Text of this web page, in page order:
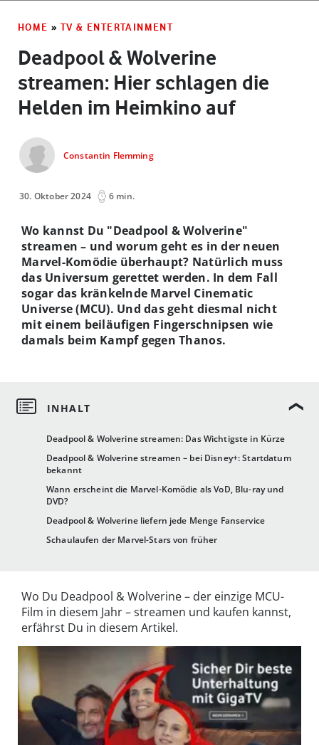
HOME » TV & ENTERTAINMENT
Deadpool & Wolverine
streamen: Hier schlagen die
Helden im Heimkino auf
Constantin Flemming
30. Oktober 2024 6 min.
Deadpool & Wolverine streamen: Das Wichtigste in Kürze
Deadpool & Wolverine streamen – bei Disney+: Startdatum
bekannt
Wann erscheint die Marvel-Komödie als VoD, Blu-ray und
DVD?
Deadpool & Wolverine liefern jede Menge Fanservice
Schaulaufen der Marvel-Stars von früher
Wo kannst Du "Deadpool & Wolverine"
streamen – und worum geht es in der neuen
Marvel-Komödie überhaupt? Natürlich muss
das Universum gerettet werden. In dem Fall
sogar das kränkelnde Marvel Cinematic
Universe (MCU). Und das geht diesmal nicht
mit einem beiläufigen Fingerschnipsen wie
damals beim Kampf gegen Thanos.
Wo Du Deadpool & Wolverine – der einzige MCU-
Film in diesem Jahr – streamen und kaufen kannst,
erfährst Du in diesem Artikel.